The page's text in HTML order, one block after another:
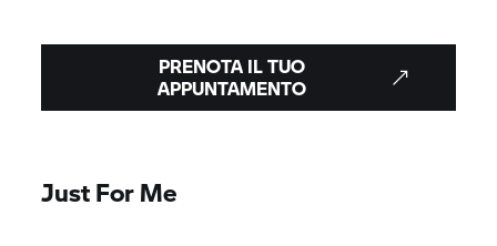
PRENOTA IL TUO
APPUNTAMENTO
Just For Me